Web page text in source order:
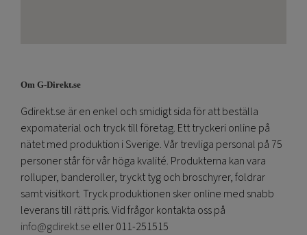
Om G-Direkt.se
Gdirekt.se är en enkel och smidigt sida för att beställa
expomaterial och tryck till företag. Ett tryckeri online på
nätet med produktion i Sverige. Vår trevliga personal på 75
personer står för vår höga kvalité. Produkterna kan vara
rolluper, banderoller, tryckt tyg och broschyrer, foldrar
samt visitkort. Tryck produktionen sker online med snabb
leverans till rätt pris. Vid frågor kontakta oss på
info@gdirekt.se eller 011-251515